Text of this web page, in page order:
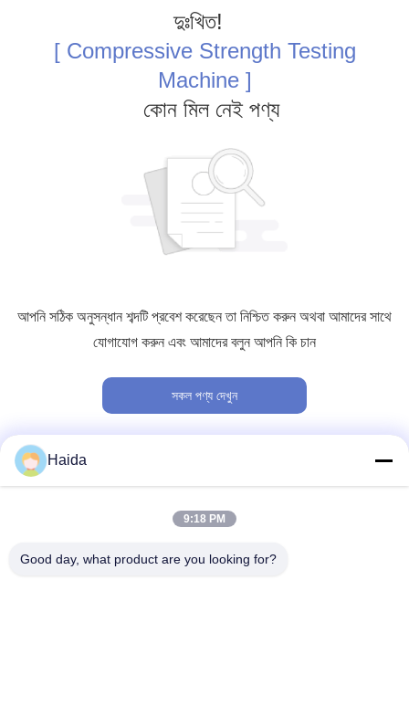
দুঃখিত!
[ Compressive Strength Testing
Machine ]
কোন মিল নেই পণ্য
আপনি সঠিক অনুসন্ধান শব্দটি প্রবেশ করেছেন তা নিশ্চিত করুন অথবা আমাদের সাথে
যোগাযোগ করুন এবং আমাদের বলুন আপনি কি চান
সকল পণ্য দেখুন
ঠিকানা
Haida
9:18 PM
Good day, what product are you looking for?